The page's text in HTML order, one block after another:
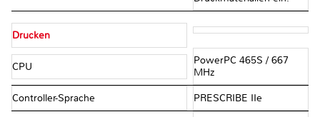
Drucken
CPU
PowerPC 465S / 667
MHz
Controller-Sprache PRESCRIBE IIe